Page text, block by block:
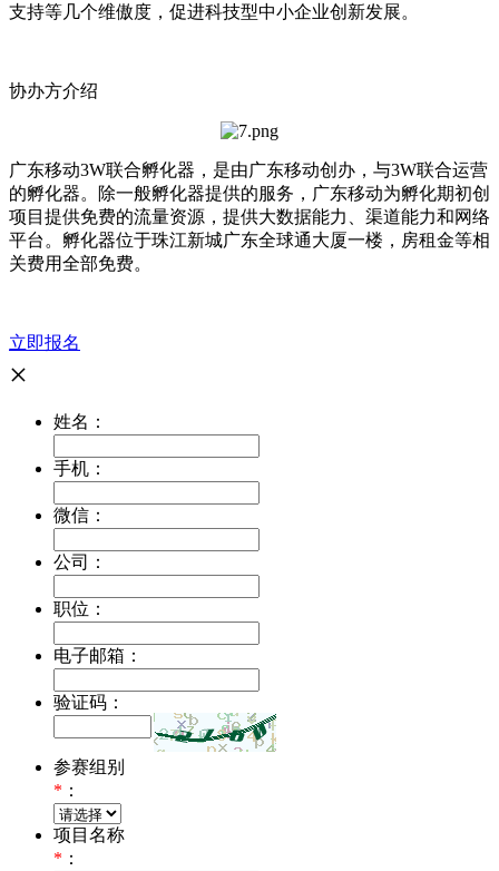
支持等几个维傲度，促进科技型中小企业创新发展。
协办方介绍
广东移动3W联合孵化器，是由广东移动创办，与3W联合运营
的孵化器。除一般孵化器提供的服务，广东移动为孵化期初创
项目提供免费的流量资源，提供大数据能力、渠道能力和网络
平台。孵化器位于珠江新城广东全球通大厦一楼，房租金等相
关费用全部免费。
立即报名
×
姓名：
手机：
微信：
公司：
职位：
电子邮箱：
验证码：
参赛组别
* ：
项目名称
* ：